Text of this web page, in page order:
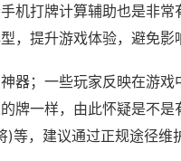
机打牌计算辅助也是非
，提升游戏体验，避免影
器；一些玩家反映在游
牌一样，由此怀疑是不
等，建议通过正规途径维